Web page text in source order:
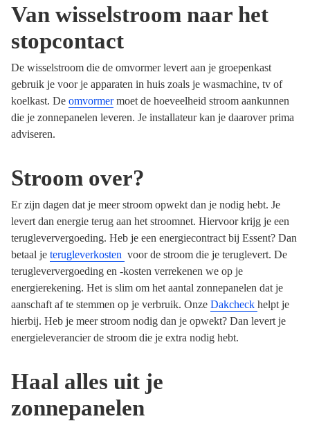
Van wisselstroom naar het
stopcontact
De wisselstroom die de omvormer levert aan je groepenkast
gebruik je voor je apparaten in huis zoals je wasmachine, tv of
koelkast. De omvormermoet de hoeveelheid stroom aankunnen
die je zonnepanelen leveren. Je installateur kan je daarover prima
adviseren.
Stroom over?
Er zijn dagen dat je meer stroom opwekt dan je nodig hebt. Je
levert dan energie terug aan het stroomnet. Hiervoor krijg je een
terugleververgoeding. Heb je een energiecontract bij Essent? Dan
betaal je terugleverkosten voor de stroom die je teruglevert. De
terugleververgoeding en -kosten verrekenen we op je
energierekening. Het is slim om het aantal zonnepanelen dat je
aanschaft af te stemmen op je verbruik. Onze Dakcheck helpt je
hierbij. Heb je meer stroom nodig dan je opwekt? Dan levert je
energieleverancier de stroom die je extra nodig hebt.
Haal alles uit je
zonnepanelen